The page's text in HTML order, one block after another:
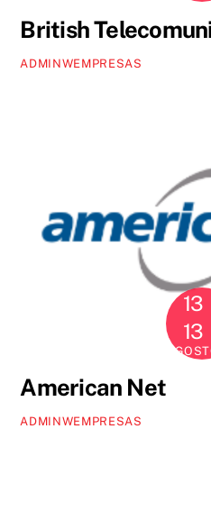
British
ADMINWEMPRESAS
13
13
American Net
ADMINWEMPRESAS